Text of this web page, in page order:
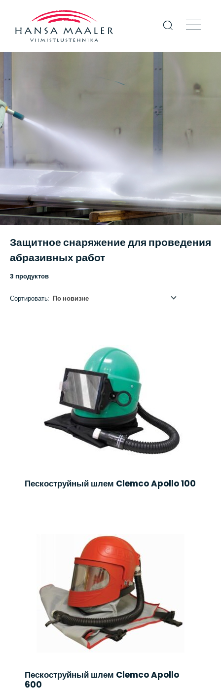
Защитное снаряжение для проведения
абразивных работ
3 продуктов
Сортировать: По новизне
Пескоструйный шлем Clemco Apollo 100
Пескоструйный шлем Clemco Apollo
600